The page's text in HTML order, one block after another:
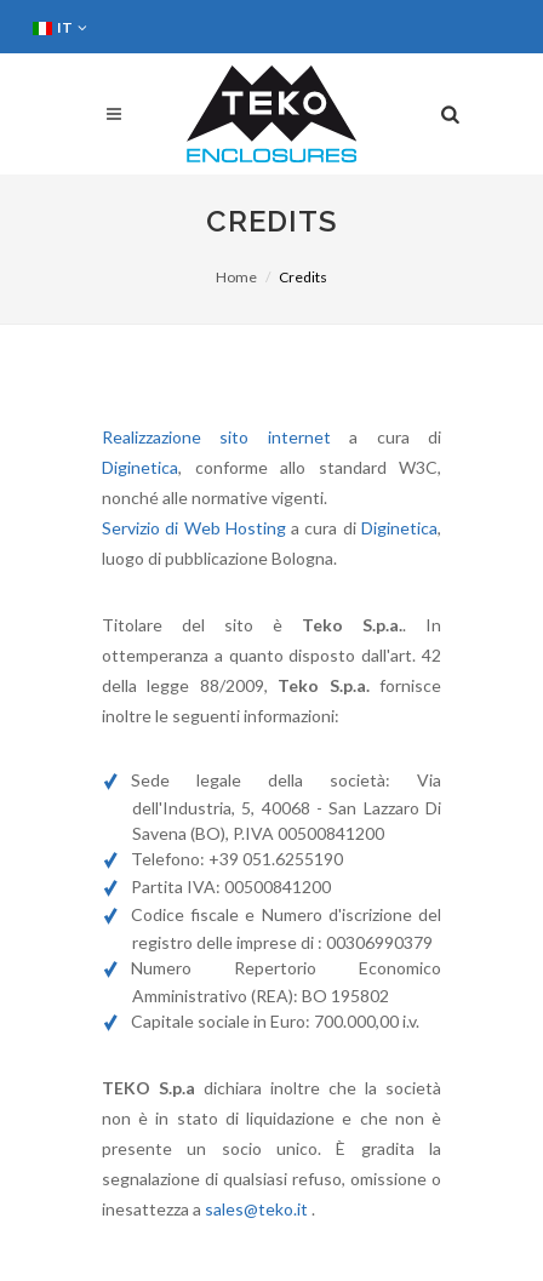
IT
CREDITS
Home Credits
Realizzazione sito internet a cura di
Diginetica, conforme allo standard W3C,
nonché alle normative vigenti.
Servizio di Web Hostinga cura diDiginetica,
luogo di pubblicazione Bologna.
Titolare del sito è Teko S.p.a.. In
ottemperanza a quanto disposto dall'art. 42
della legge 88/2009, Teko S.p.a.fornisce
inoltre le seguenti informazioni:
Sede legale della società: Via
dell'Industria, 5, 40068 - San Lazzaro Di
Savena (BO), P.IVA 00500841200
Telefono: +39 051.6255190
Partita IVA: 00500841200
Codice fiscale e Numero d'iscrizione del
registro delle imprese di : 00306990379
Numero Repertorio Economico
Amministrativo (REA): BO 195802
Capitale sociale in Euro: 700.000,00 i.v.
TEKO S.p.a dichiara inoltre che la società
non è in stato di liquidazione e che non è
presente un socio unico. È gradita la
segnalazione di qualsiasi refuso, omissione o
inesattezza a sales@teko.it .